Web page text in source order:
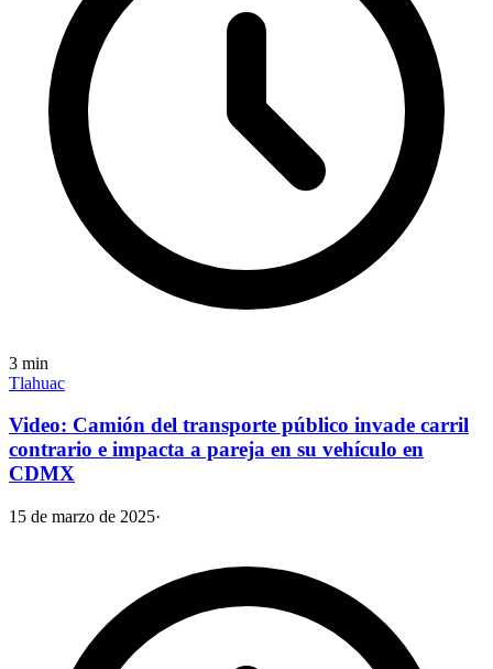
3 min
Tlahuac
Video: Camión del transporte público invade carril
contrario e impacta a pareja en su vehículo en
CDMX
15 de marzo de 2025·